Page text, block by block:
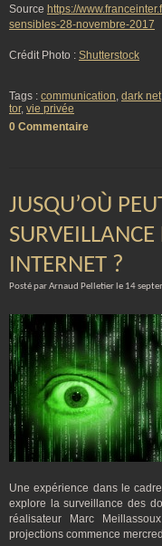
Source https://
sensibles-28-novembre-2017
Crédit Photo : Shutterstock
Tags : communication, dark net
tor, vie privée
0 Commentaire
JUSQU’OÙ
INTERNET ?
Posté par Arnaud Pelletier le 14
Une expérience dans le
explore la surveillance des
réalisateur Marc
projections commence